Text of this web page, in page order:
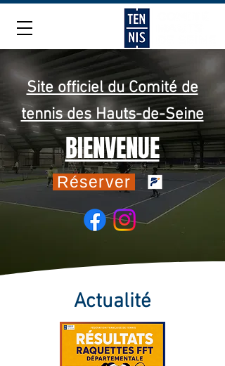
Site officiel du Comité de
tennis des Hauts-de-Seine
BIENVENUE
Réserver
Actualité